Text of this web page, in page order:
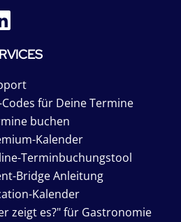
Codes für Deine Termine
buchen
Kalender
Terminbuchungstool
Bridge Anleitung
Kalender
zeigt es?" für Gastronomie